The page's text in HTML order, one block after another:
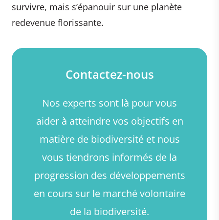
survivre, mais s’épanouir sur une planète
redevenue florissante.
Contactez-nous
Nos experts sont là pour vous
aider à atteindre vos objectifs en
matière de biodiversité et nous
vous tiendrons informés de la
progression des développements
en cours sur le marché volontaire
de la biodiversité.